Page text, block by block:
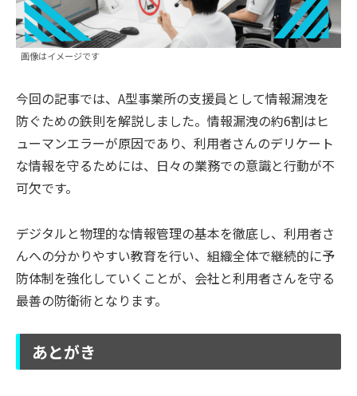
画像はイメージです
今回の記事では、A型事業所の支援員として情報漏洩を
防ぐための鉄則を解説しました。情報漏洩の約6割はヒ
ューマンエラーが原因であり、利用者さんのデリケート
な情報を守るためには、日々の業務での意識と行動が不
可欠です。
デジタルと物理的な情報管理の基本を徹底し、利用者さ
んへの分かりやすい教育を行い、組織全体で継続的に予
防体制を強化していくことが、会社と利用者さんを守る
最善の防衛術となります。
あとがき